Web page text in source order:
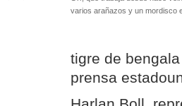
varios arañazos y un mordisco
tigre de
prensa